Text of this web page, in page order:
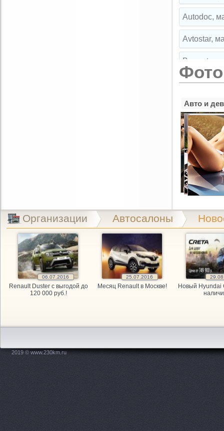
Autodoc,
Avtostar,
Broparts,
Broparts,
Buksir,
Cartuning,
EMEX,
Exist.ru,
Exist.ru,
GARAGE,
GARAGE,
GARAGE,
KITAY-
Maxdrive,
Авто и
Организации Автосалоны
06.07.2016
Renault Duster с выгодой до
120 000 руб.!
25.07.2016
Месяц Renault в Москве!
Новый Hyundai
2019 © www.230km.ru